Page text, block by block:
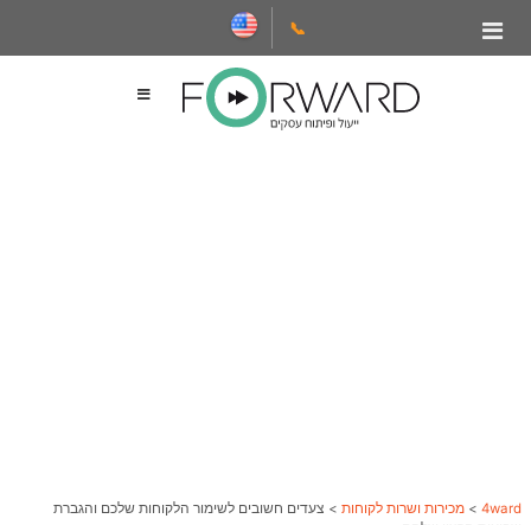
📞
4ward
> מכירות ושרות לקוחות > צעדים חשובים לשימור הלקוחות שלכם והגברת